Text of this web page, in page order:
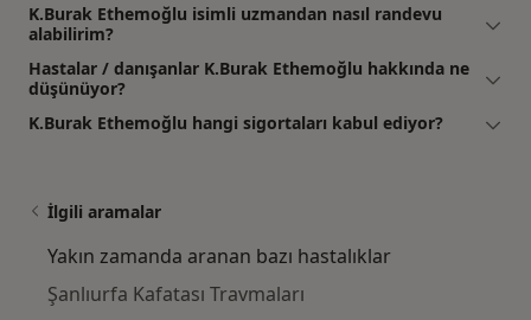
K.Burak Ethemoğlu isimli uzmandan nasıl randevu
alabilirim?
Hastalar / danışanlar K.Burak Ethemoğlu hakkında ne
düşünüyor?
K.Burak Ethemoğlu hangi sigortaları kabul ediyor?
İlgili aramalar
Yakın zamanda aranan bazı hastalıklar
Şanlıurfa Kafatası Travmaları